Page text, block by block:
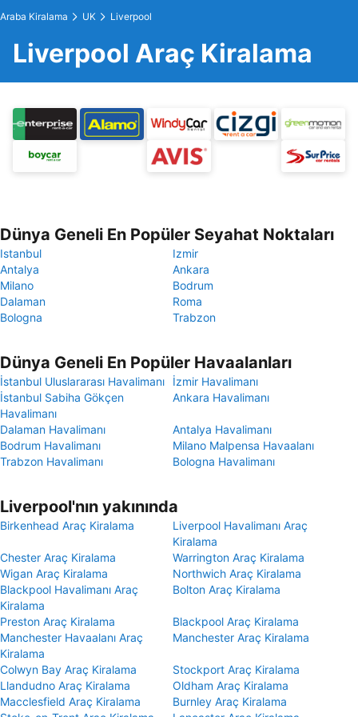
Araba Kiralama UK Liverpool
Liverpool Araç Kiralama
Dünya Geneli En Popüler Seyahat Noktaları
Istanbul
Izmir
Antalya
Ankara
Milano
Bodrum
Dalaman
Roma
Bologna
Trabzon
Dünya Geneli En Popüler Havaalanları
İstanbul Uluslararası Havalimanı
İzmir Havalimanı
İstanbul Sabiha Gökçen
Havalimanı
Ankara Havalimanı
Dalaman Havalimanı
Antalya Havalimanı
Bodrum Havalimanı
Milano Malpensa Havaalanı
Trabzon Havalimanı
Bologna Havalimanı
Liverpool'nın yakınında
Birkenhead Araç Kiralama
Liverpool Havalimanı Araç
Kiralama
Chester Araç Kiralama
Warrington Araç Kiralama
Wigan Araç Kiralama
Northwich Araç Kiralama
Blackpool Havalimanı Araç
Kiralama
Bolton Araç Kiralama
Preston Araç Kiralama
Blackpool Araç Kiralama
Manchester Havaalanı Araç
Kiralama
Manchester Araç Kiralama
Colwyn Bay Araç Kiralama
Stockport Araç Kiralama
Llandudno Araç Kiralama
Oldham Araç Kiralama
Macclesfield Araç Kiralama
Burnley Araç Kiralama